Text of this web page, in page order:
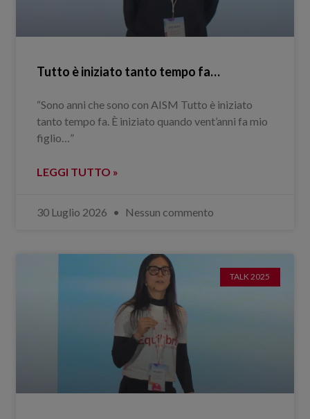
Tutto è iniziato tanto tempo fa…
“Sono anni che sono con AISM Tutto è iniziato
tanto tempo fa. È iniziato quando vent’anni fa mio
figlio…”
LEGGI TUTTO »
30 Luglio 2026 Nessun commento
TALK 2025